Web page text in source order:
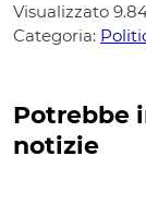
Visualizzato
Categoria:
Potrebbe
notizie